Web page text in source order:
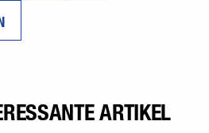
ARTIKEL